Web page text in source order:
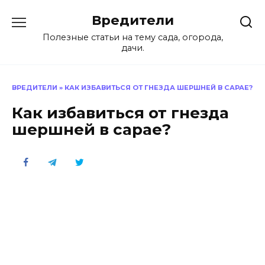
содержанию
Вредители
Полезные статьи на тему сада, огорода,
дачи.
ВРЕДИТЕЛИ » КАК ИЗБАВИТЬСЯ ОТ ГНЕЗДА ШЕРШНЕЙ В САРАЕ?
Как избавиться от гнезда
шершней в сарае?